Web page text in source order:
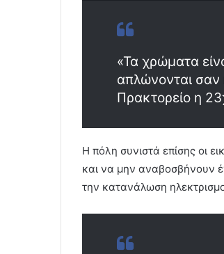
«Τα χρώματα
απλώνονται σαν
Πρακτορείο η
Η πόλη συνιστά επίσης οι
και να μην αναβοσβήνουν
την κατανάλωση